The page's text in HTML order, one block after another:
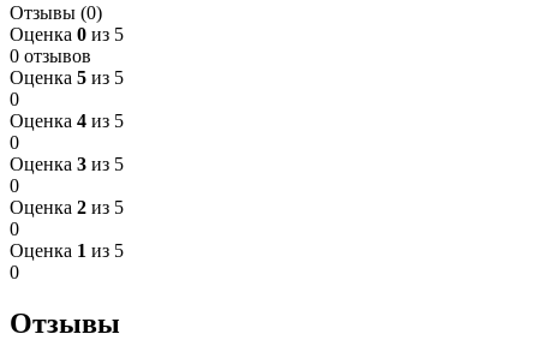
Отзывы (0)
Оценка 0 из 5
0 отзывов
Оценка 5 из 5
0
Оценка 4 из 5
0
Оценка 3 из 5
0
Оценка 2 из 5
0
Оценка 1 из 5
0
Отзывы